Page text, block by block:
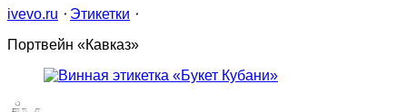
ivevo.ru ⋅ Этикетки ⋅
Портвейн «Кавказ»